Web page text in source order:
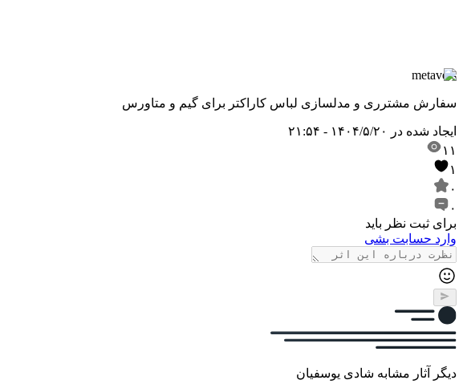
metavers
سفارش مشترری و مدلسازی لباس کاراکتر برای گیم و متاورس
ایجاد شده در
۱۴۰۴/۵/۲۰ - ۲۱:۵۴
۱۱
۱
۰
۰
برای ثبت نظر باید
وارد حسابت بشی
دیگر آثار مشابه شادی یوسفیان